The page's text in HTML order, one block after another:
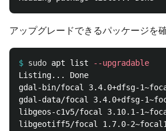
アップグレードできるパッケージを
$ sudo apt list
--upgradable
Listing... Done
gdal-bin/focal 3.4.0+dfsg-
gdal-data/focal 3.4.0+dfsg-
libgeos-c1v5/focal 3.10.1-
libgeotiff5/focal 1.7.0-2~focal1